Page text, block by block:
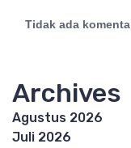
Tidak ada
Archives
Agustus 2026
Juli 2026